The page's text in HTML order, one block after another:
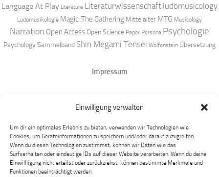
Einwilligung verwalten
Um dir ein optimales Erlebnis zu bieten, verwenden wir Technologien wie
Cookies, um Geräteinformationen zu speichern und/oder darauf zuzugreifen.
Wenn du diesen Technologien zustimmst, können wir Daten wie das
Surfverhalten oder eindeutige IDs auf dieser Website verarbeiten. Wenn du deine
Einwillligung nicht erteilst oder zurückziehst, können bestimmte Merkmale und
Funktionen beeinträchtigt werden.
Language At Play Literature Literaturwissenschaft ludomusicology
Ludomusikologie Magic: The Gathering Mittelalter MTG Musicology
Narration Open Access Open Science Paper Persona Psychologie
PsychologySammelband Shin Megami Tensei Wolfenstein Übersetzung
Impressum
Mastodon